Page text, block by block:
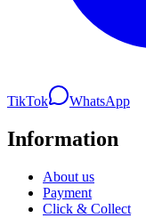
TikTok WhatsApp
Information
About us
Payment
Click & Collect